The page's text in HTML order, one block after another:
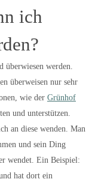
ich
werden.
überweisen nur sehr
wie der Grünhof
und unterstützen.
an diese wenden. Man
und sein Ding
wendet. Ein Beispiel:
hat dort ein